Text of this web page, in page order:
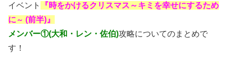
イベント
『時をかけるクリスマス～キミを幸せにするため
に ～ (前半)』
メンバー①(大和・レン・佐伯)攻略についてのまとめで
す！